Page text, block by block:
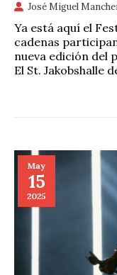
José Miguel
Ya está aquí el
cadenas
nueva edición del
El St. Jakobshalle
May
15
2025